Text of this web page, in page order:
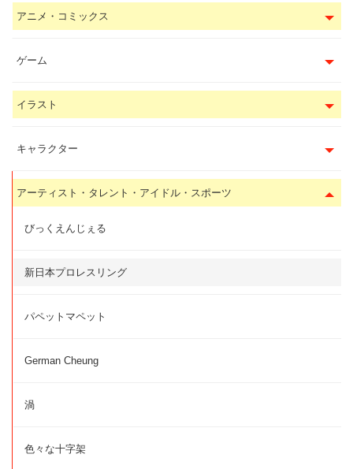
アニメ・コミックス
ゲーム
イラスト
キャラクター
アーティスト・タレント・アイドル・スポーツ
びっくえんじぇる
新日本プロレスリング
パペットマペット
German Cheung
渦
色々な十字架